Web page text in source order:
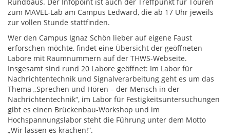
zum MAVEL-Lab am Campus Ledward, die ab 17 Uhr jeweils
zur vollen Stunde stattfinden.
Wer den Campus Ignaz Schön lieber auf eigene Faust
erforschen möchte, findet eine Übersicht der geöffneten
Labore mit Raumnummern auf der THWS-Webseite.
Insgesamt sind rund 20 Labore geöffnet: Im Labor für
Nachrichtentechnik und Signalverarbeitung geht es um das
Thema „Sprechen und Hören – der Mensch in der
Nachrichtentechnik“, im Labor für Festigkeitsuntersuchungen
gibt es einen Brückenbau-Workshop und im
Hochspannungslabor steht die Führung unter dem Motto
„Wir lassen es krachen!“.